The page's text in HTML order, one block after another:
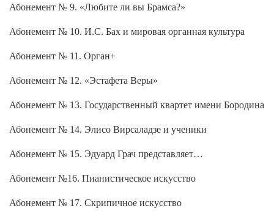
Абонемент № 9. «Любите ли вы Брамса?»
Абонемент № 10. И.С. Бах и мировая органная культура
Абонемент № 11. Орган+
Абонемент № 12. «Эстафета Веры»
Абонемент № 13. Государственный квартет имени Бородина
Абонемент № 14. Элисо Вирсаладзе и ученики
Абонемент № 15. Эдуард Грач представляет…
Абонемент №16. Пианистическое искусство
Абонемент № 17. Скрипичное искусство